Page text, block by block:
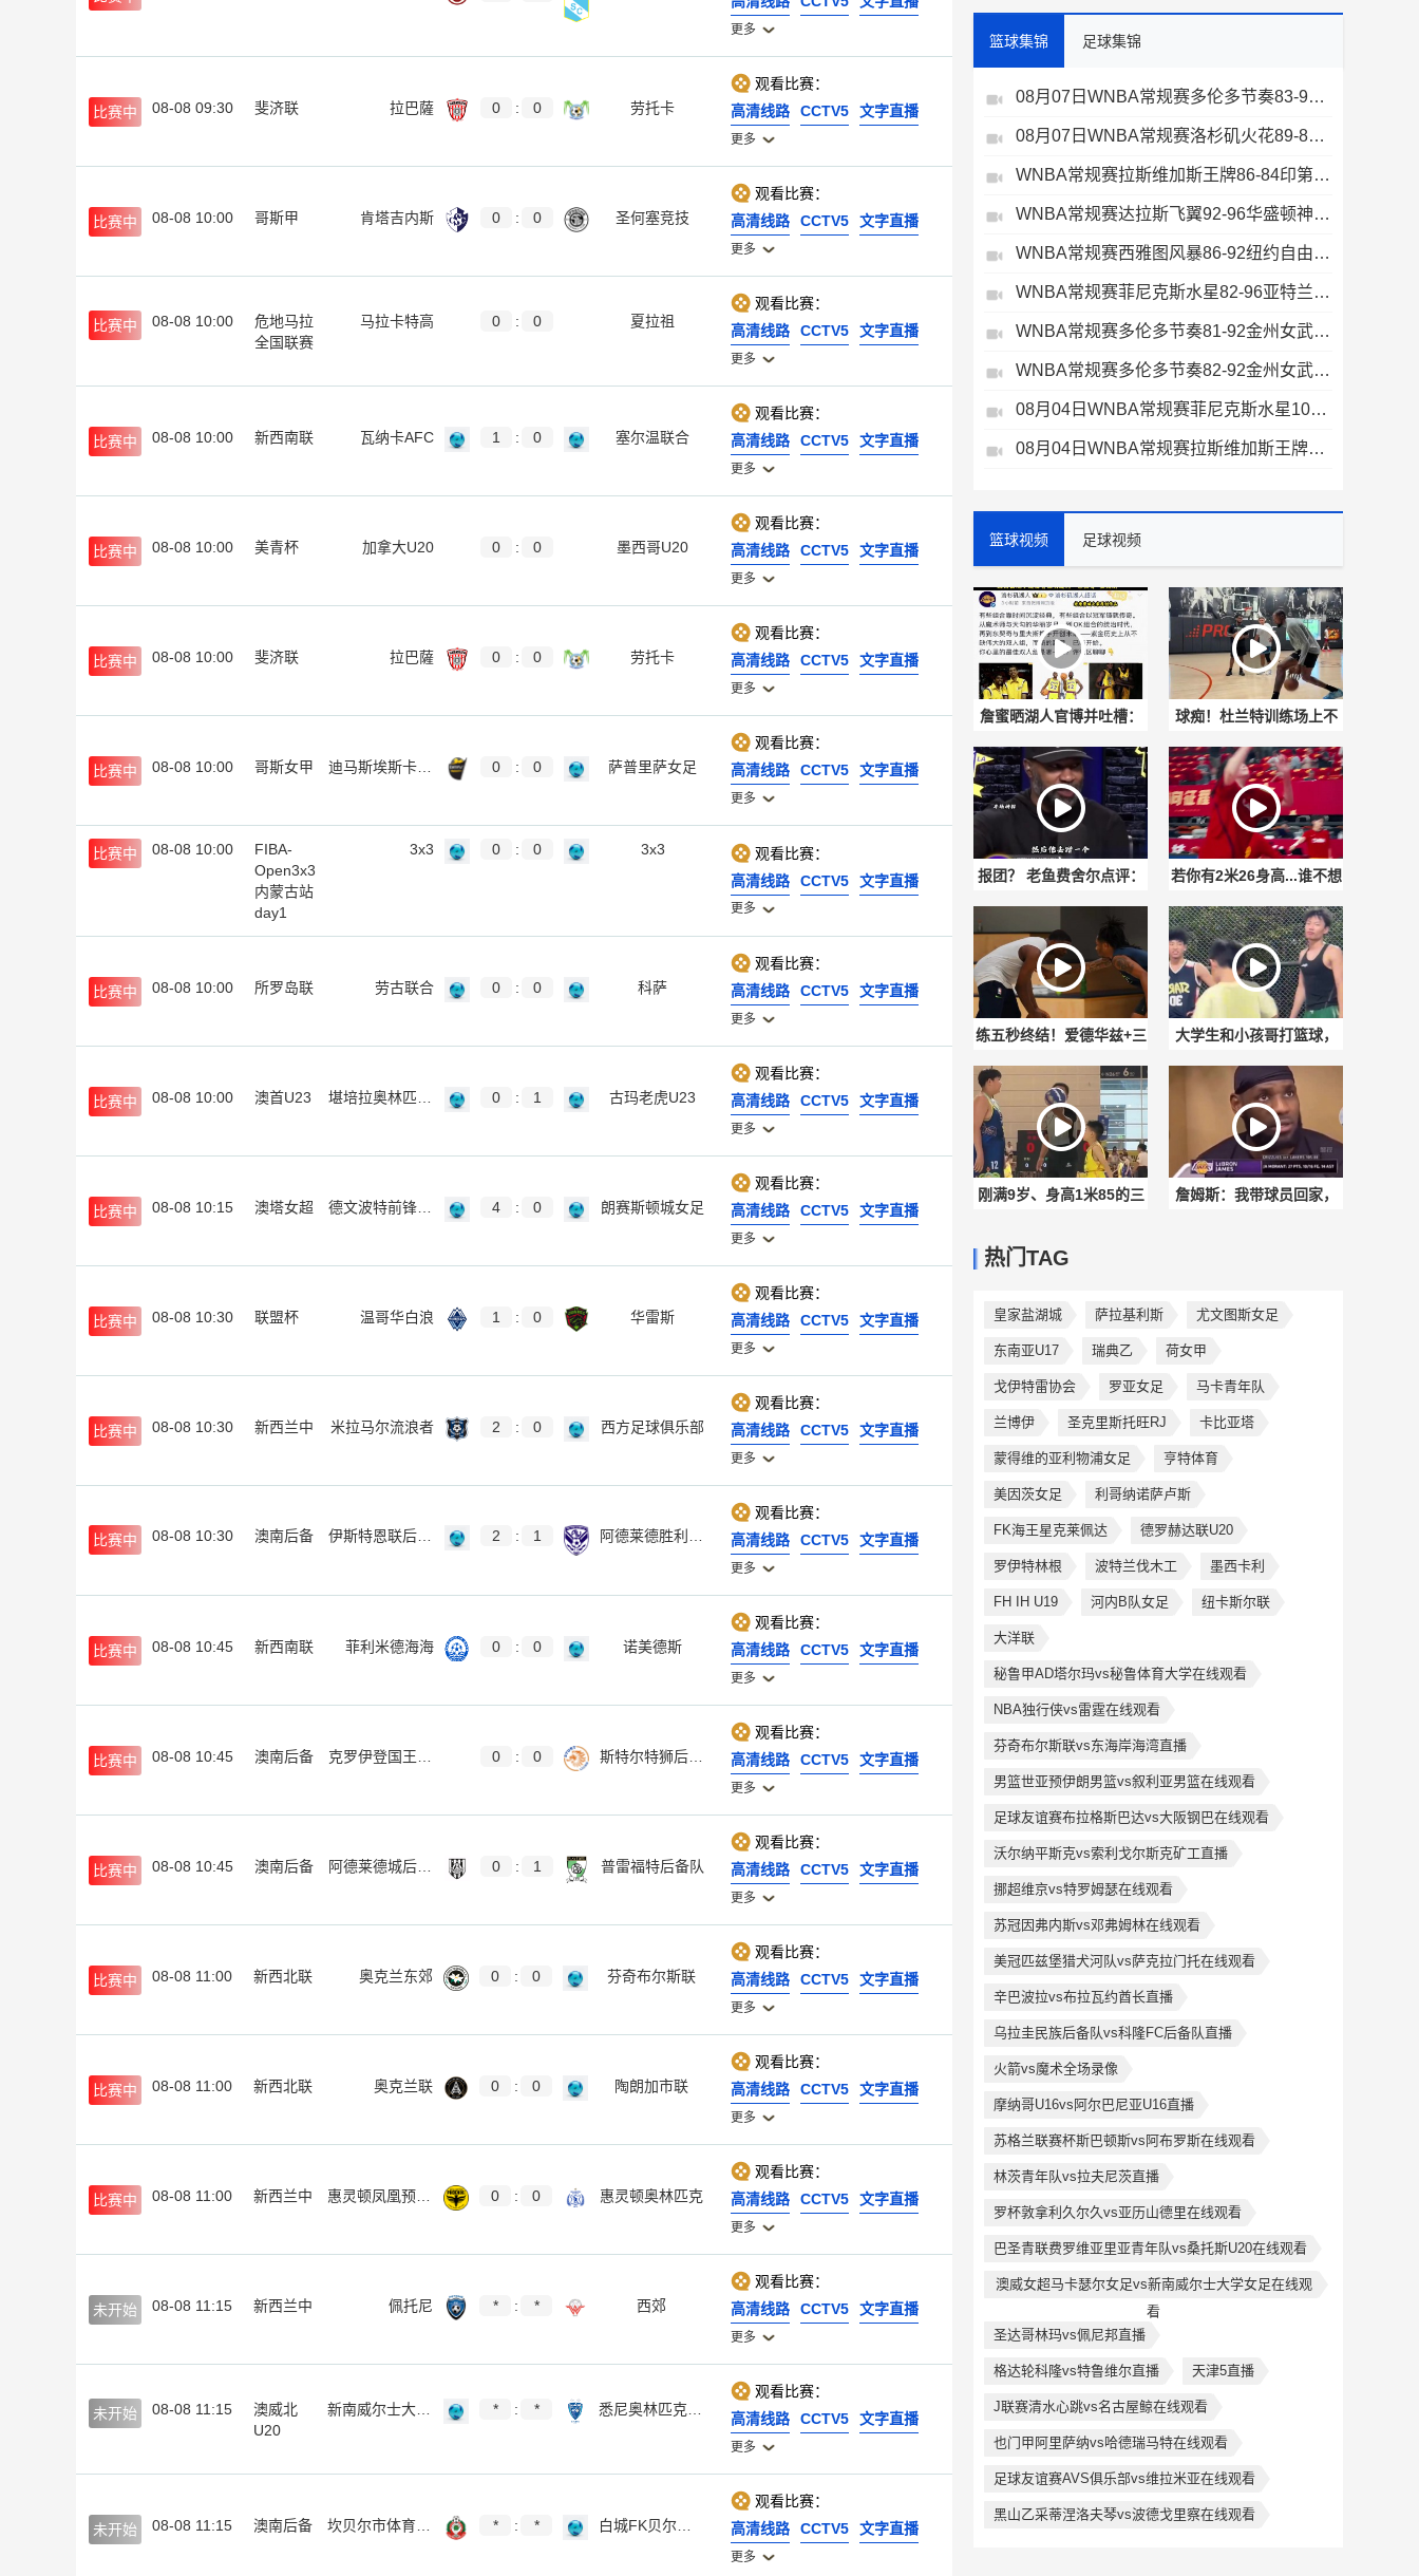
更多
比赛中 08-08 09:30 斐济联 拉巴薩 0 : 0 劳托卡
观看比赛：
高清线路
CCTV5 文字直播
更多
比赛中 08-08 10:00 哥斯甲 肯塔吉内斯 0 : 0 圣何塞竞技
观看比赛：
高清线路
CCTV5 文字直播
更多
比赛中 08-08 10:00
危地马拉
全国联赛
马拉卡特高 0 : 0 夏拉祖
观看比赛：
高清线路
CCTV5 文字直播
更多
比赛中 08-08 10:00 新西南联 瓦纳卡AFC 1 : 0 塞尔温联合
观看比赛：
高清线路
CCTV5 文字直播
更多
比赛中 08-08 10:00 美青杯 加拿大U20 0 : 0 墨西哥U20
观看比赛：
高清线路
CCTV5 文字直播
更多
比赛中 08-08 10:00 斐济联 拉巴薩 0 : 0 劳托卡
观看比赛：
高清线路
CCTV5 文字直播
更多
比赛中 08-08 10:00 哥斯女甲 0 : 0 萨普里萨女足
观看比赛：
高清线路
CCTV5 文字直播
更多
比赛中 08-08 10:00
FIBA-
Open3x3
内蒙古站
day1
3x3 0 : 0 3x3
观看比赛：
高清线路
CCTV5 文字直播
更多
比赛中 08-08 10:00 所罗岛联 劳古联合 0 : 0 科萨
观看比赛：
高清线路
CCTV5 文字直播
更多
比赛中 08-08 10:00 澳首U23 0 : 1 古玛老虎U23
观看比赛：
高清线路
CCTV5 文字直播
更多
比赛中 08-08 10:15 澳塔女超 4 : 0 朗赛斯顿城女足
观看比赛：
高清线路
CCTV5 文字直播
更多
比赛中 08-08 10:30 联盟杯 温哥华白浪 1 : 0 华雷斯
观看比赛：
高清线路
CCTV5 文字直播
更多
比赛中 08-08 10:30 新西兰中 米拉马尔流浪者 2 : 0 西方足球俱乐部
观看比赛：
高清线路
CCTV5 文字直播
更多
比赛中 08-08 10:30 澳南后备 2 : 1
观看比赛：
高清线路
CCTV5 文字直播
更多
比赛中 08-08 10:45 新西南联 菲利米德海海 0 : 0 诺美德斯
观看比赛：
高清线路
CCTV5 文字直播
更多
比赛中 08-08 10:45 澳南后备 0 : 0
观看比赛：
高清线路
CCTV5 文字直播
更多
比赛中 08-08 10:45 澳南后备 0 : 1 普雷福特后备队
观看比赛：
高清线路
CCTV5 文字直播
更多
比赛中 08-08 11:00 新西北联 奥克兰东郊 0 : 0 芬奇布尔斯联
观看比赛：
高清线路
CCTV5 文字直播
更多
比赛中 08-08 11:00 新西北联 奥克兰联 0 : 0 陶朗加市联
观看比赛：
高清线路
CCTV5 文字直播
更多
比赛中 08-08 11:00 新西兰中 0 : 0 惠灵顿奥林匹克
观看比赛：
高清线路
CCTV5 文字直播
更多
未开始 08-08 11:15 新西兰中 佩托尼 * : * 西郊
观看比赛：
高清线路
CCTV5 文字直播
更多
未开始 08-08 11:15
澳威北
U20
* : *
观看比赛：
高清线路
CCTV5 文字直播
更多
未开始 08-08 11:15 澳南后备 * : *
观看比赛：
高清线路
CCTV5 文字直播
更多
篮球集锦 足球集锦
08月07日WNBA常规赛多伦多节奏83-97波特兰火焰集锦
08月07日WNBA常规赛洛杉矶火花89-82明尼苏达山猫全场集锦
WNBA常规赛拉斯维加斯王牌86-84印第安纳狂热全场集锦
WNBA常规赛达拉斯飞翼92-96华盛顿神秘人全场集锦
WNBA常规赛西雅图风暴86-92纽约自由人全场集锦
WNBA常规赛菲尼克斯水星82-96亚特兰大梦想全场集锦
WNBA常规赛多伦多节奏81-92金州女武神全场集锦
WNBA常规赛多伦多节奏82-92金州女武神全场集锦
08月04日WNBA常规赛菲尼克斯水星106-101芝加哥天空全场集锦
08月04日WNBA常规赛拉斯维加斯王牌109-87亚特兰大梦想全场集锦
篮球视频 足球视频
詹蜜晒湖人官博并吐槽：
八年了 真面目露出来了！
詹眉哪去了？
球痴！杜兰特训练场上不
断打磨提升自己的篮球技
术
报团？ 老鱼费舍尔点评：
詹姆斯才是冠军缔造者!
若你有2米26身高...谁不想
急头白脸扣个篮啊？#张子
宇
练五秒终结！爱德华兹+三
球+麦克丹尼尔斯备战训练
大学生和小孩哥打篮球，
打赌谁输了谁做俯卧撑，
这一刻他是主角
刚满9岁、身高1米85的三
手：请输入文本
詹姆斯：我带球员回家，
热门TAG
皇家盐湖城 萨拉基利斯 尤文图斯女足
东南亚U17 瑞典乙 荷女甲
戈伊特雷协会 罗亚女足 马卡青年队
兰博伊 圣克里斯托旺RJ 卡比亚塔
蒙得维的亚利物浦女足 亨特体育
美因茨女足 利哥纳诺萨卢斯
FK海王星克莱佩达 德罗赫达联U20
罗伊特林根 波特兰伐木工 墨西卡利
FH IH U19 河内B队女足 纽卡斯尔联
大洋联
秘鲁甲AD塔尔玛vs秘鲁体育大学在线观看
NBA独行侠vs雷霆在线观看
芬奇布尔斯联vs东海岸海湾直播
男篮世亚预伊朗男篮vs叙利亚男篮在线观看
足球友谊赛布拉格斯巴达vs大阪钢巴在线观看
沃尔纳平斯克vs索利戈尔斯克矿工直播
挪超维京vs特罗姆瑟在线观看
苏冠因弗内斯vs邓弗姆林在线观看
美冠匹兹堡猎犬河队vs萨克拉门托在线观看
辛巴波拉vs布拉瓦约酋长直播
乌拉圭民族后备队vs科隆FC后备队直播
火箭vs魔术全场录像
摩纳哥U16vs阿尔巴尼亚U16直播
苏格兰联赛杯斯巴顿斯vs阿布罗斯在线观看
林茨青年队vs拉夫尼茨直播
罗杯敦拿利久尔久vs亚历山德里在线观看
巴圣青联费罗维亚里亚青年队vs桑托斯U20在线观看
澳威女超马卡瑟尔女足vs新南威尔士大学女足在线观
看
圣达哥林玛vs佩尼邦直播
格达轮科隆vs特鲁维尔直播 天津5直播
J联赛清水心跳vs名古屋鲸在线观看
也门甲阿里萨纳vs哈德瑞马特在线观看
足球友谊赛AVS俱乐部vs维拉米亚在线观看
黑山乙采蒂涅洛夫琴vs波德戈里察在线观看